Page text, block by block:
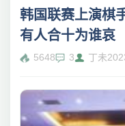
韩国联赛上演棋
有人合十为谁哀
5648 3 丁未